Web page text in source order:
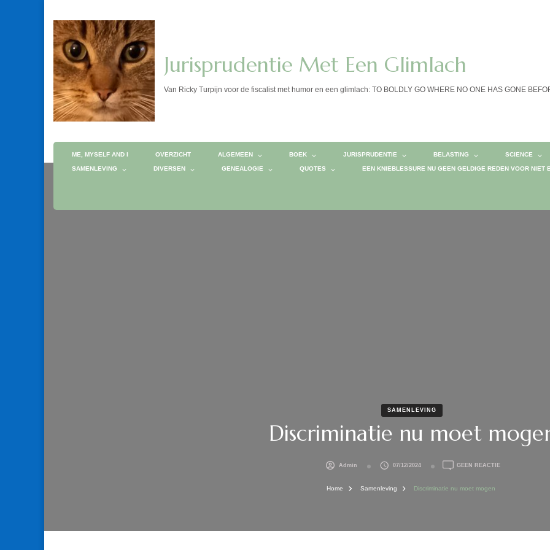
Jurisprudentie Met Een Glimlach
Van Ricky Turpijn voor de fiscalist met humor en een glimlach: TO BOLDLY GO WHERE NO ONE HAS GONE
ME, MYSELF AND I OVERZICHT ALGEMEEN BOEK JURISPRUDENTIE BELASTING SCIENCE
SAMENLEVING DIVERSEN GENEALOGIE QUOTES EEN KNIEBLESSURE NU GEEN GELDIGE REDEN VOOR NIET
SAMENLEVING
Discriminatie nu moet
Admin 07/12/2024 GEEN REACTIEOP
Home Samenleving Discriminatie nu moet mogen